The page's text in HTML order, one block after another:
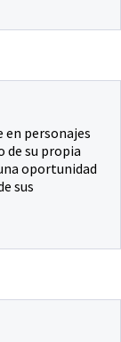
en personajes
de su propia
oportunidad
sus